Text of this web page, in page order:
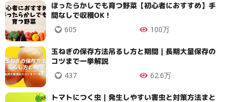
ほったらかしでも育つ野菜【初心者におすすめ】手
間なしで収穫OK！
605 100万
玉ねぎの保存方法吊るし方と期間｜長期大量保存の
コツまで一挙解説
437 62.6万
トマトにつく虫｜発生しやすい害虫と対策方法まと